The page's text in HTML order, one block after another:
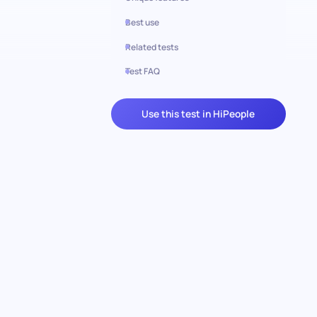
Best use
Related tests
Test FAQ
Use this test in HiPeople